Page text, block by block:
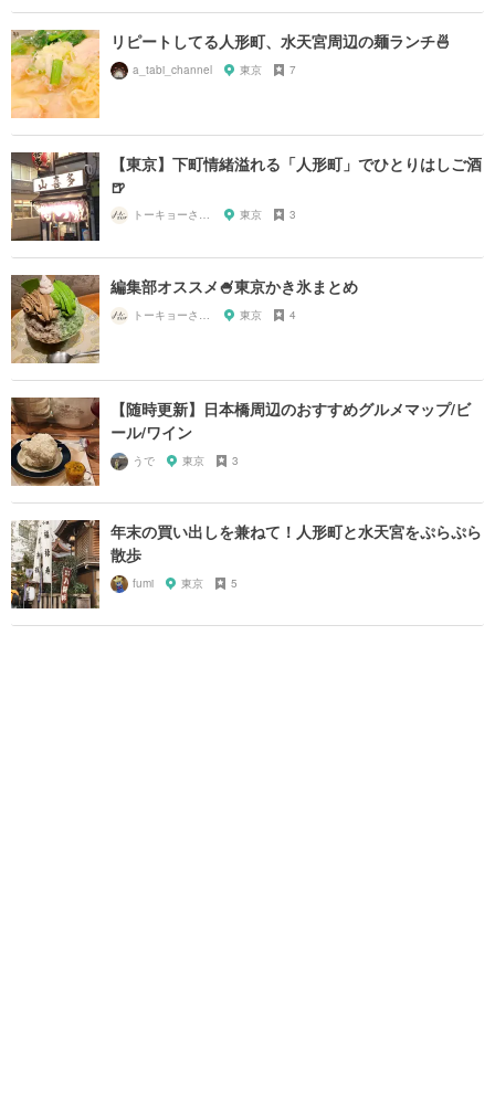
リピートしてる人形町、水天宮周辺の麺ランチ🍜
a_tabi_channel 東京 7
【東京】下町情緒溢れる「人形町」でひとりはしご酒
🍺
トーキョーさんぽ 東京 3
編集部オススメ🍧東京かき氷まとめ
トーキョーさんぽ 東京 4
【随時更新】日本橋周辺のおすすめグルメマップ/ビ
ール/ワイン
うで 東京 3
年末の買い出しを兼ねて！人形町と水天宮をぷらぷら
散歩
fumi 東京 5